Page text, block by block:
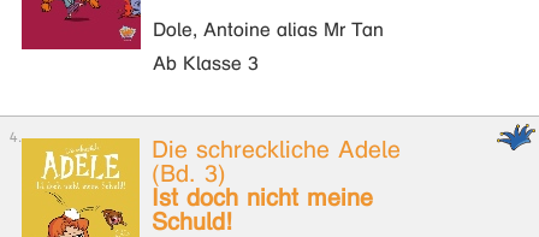
Dole, Antoine alias Mr Tan
Ab Klasse 3
Die schreckliche Adele
(Bd. 3)
Ist doch nicht meine
Schuld!